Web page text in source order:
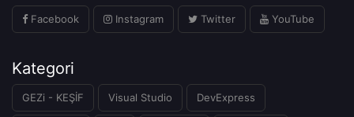
Facebook Instagram Twitter YouTube
Kategori
GEZi - KEŞİF Visual Studio DevExpress